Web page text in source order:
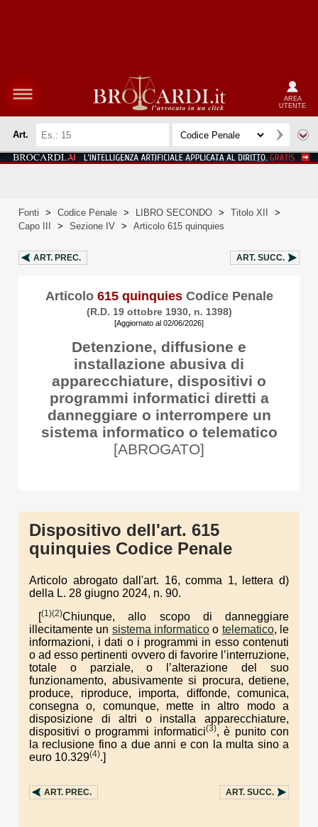
AREA
UTENTE
Art.
Fonti > Codice Penale > LIBRO SECONDO > Titolo XII
>
Capo III
> Sezione IV > Articolo 615 quinquies
ART. PREC. ART. SUCC.
Articolo 615 quinquiesCodice Penale
(R.D. 19 ottobre 1930, n. 1398)
[Aggiornato al 02/06/2026]
Detenzione, diffusione e
installazione abusiva di
apparecchiature, dispositivi o
programmi informatici diretti a
danneggiare o interrompere un
sistema informatico o telematico
[ABROGATO]
Dispositivo dell'art. 615
quinquies Codice Penale
Articolo abrogato dall'art. 16, comma 1, lettera d)
della L. 28 giugno 2024, n. 90.
[(1)(2)Chiunque, allo scopo di danneggiare
illecitamente un sistema informatico o telematico, le
informazioni, i dati o i programmi in esso contenuti
o ad esso pertinenti ovvero di favorire l’interruzione,
totale o parziale, o l’alterazione del suo
funzionamento, abusivamente si procura, detiene,
produce, riproduce, importa, diffonde, comunica,
consegna o, comunque, mette in altro modo a
disposizione di altri o installa apparecchiature,
dispositivi o programmi informatici(3), è punito con
la reclusione fino a due anni e con la multa sino a
euro 10.329(4).]
ART. PREC. ART. SUCC.